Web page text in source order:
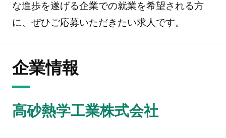
な進歩を遂げる企業での就業を希望される方
に、ぜひご応募いただきたい求人です。
企業情報
高砂熱学工業株式会社